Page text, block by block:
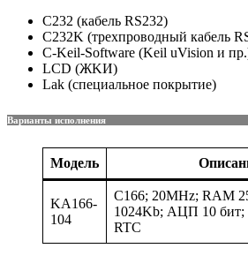
C232 (кабель RS232)
C232K (трехпроводный кабель
C-Keil-Software (Keil uVision и
LCD (ЖKИ)
Lak (специальное покрытие)
Варианты исполнения
Модель
KA166-
104
C166; 20MHz; RAM
1024Kb; АЦП 10 бит;
RTC